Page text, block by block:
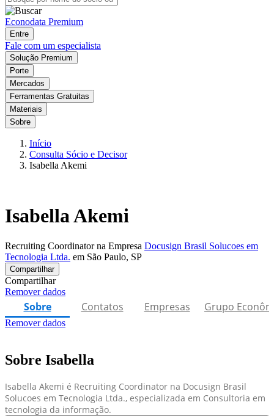
Econodata Premium
Entre
Fale com um especialista
Solução Premium
Porte
Mercados
Ferramentas Gratuitas
Materiais
Sobre
Início
Consulta Sócio e Decisor
Isabella Akemi
Isabella Akemi
Recruiting Coordinator na Empresa Docusign Brasil Solucoes em
Tecnologia Ltda. em São Paulo, SP
Compartilhar
Compartilhar
Remover dados
Sobre Contatos Empresas Grupo
Remover dados
Sobre Isabella
Isabella Akemi é Recruiting Coordinator na Docusign Brasil
Solucoes em Tecnologia Ltda., especializada em Consultoria em
tecnologia da informação.